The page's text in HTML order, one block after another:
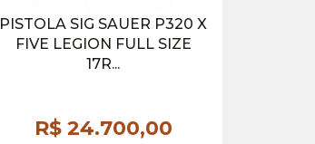
PISTOLA SIG SAUER P320 X
FIVE LEGION FULL SIZE
17R...
R$ 24.700,00